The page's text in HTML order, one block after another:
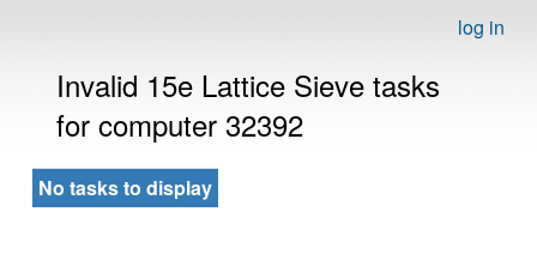
log in
Invalid 15e Lattice Sieve tasks
for computer 32392
No tasks to display